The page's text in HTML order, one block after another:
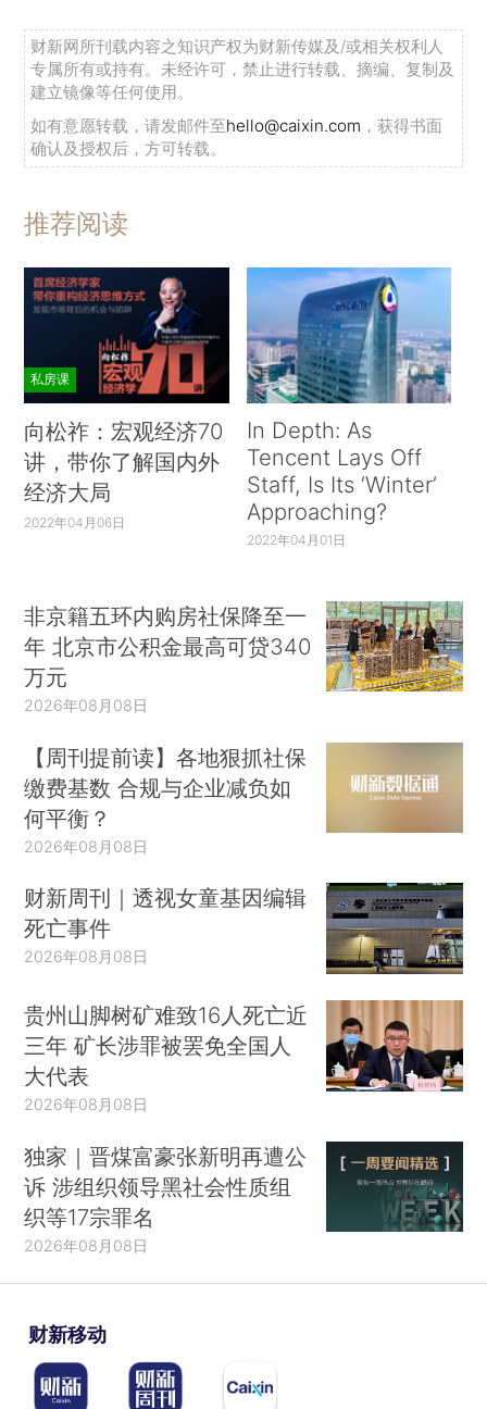
财新网所刊载内容之知识产权为财新传媒及/或相关权利人
专属所有或持有。未经许可，禁止进行转载、摘编、复制及
建立镜像等任何使用。
如有意愿转载，请发邮件至hello@caixin.com ，获得书面
确认及授权后，方可转载。
推荐阅读
私房课
向松祚：宏观经济70
讲，带你了解国内外
经济大局
2022年04月06日
In Depth: As
Tencent Lays Off
Staff, Is Its ‘Winter’
Approaching?
2022年04月01日
非京籍五环内购房社保降至一
年 北京市公积金最高可贷340
万元
2026年08月08日
【周刊提前读】各地狠抓社保
缴费基数 合规与企业减负如
何平衡？
2026年08月08日
财新周刊｜透视女童基因编辑
死亡事件
2026年08月08日
贵州山脚树矿难致16人死亡近
三年 矿长涉罪被罢免全国人
大代表
2026年08月08日
独家｜晋煤富豪张新明再遭公
诉 涉组织领导黑社会性质组
织等17宗罪名
2026年08月08日
财新移动